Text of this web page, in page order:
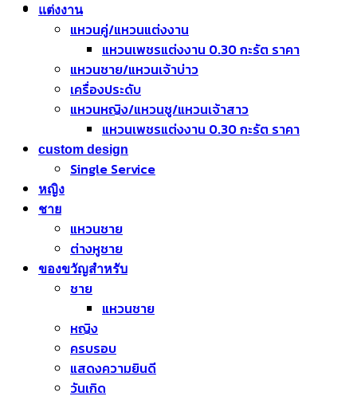
แต่งงาน
แหวนคู่/แหวนแต่งงาน
แหวนเพชรแต่งงาน 0.30 กะรัต ราคา
แหวนชาย/แหวนเจ้าบ่าว
เครื่องประดับ
แหวนหญิง/แหวนชู/แหวนเจ้าสาว
แหวนเพชรแต่งงาน 0.30 กะรัต ราคา
custom design
Single Service
หญิง
ชาย
แหวนชาย
ต่างหูชาย
ของขวัญสำหรับ
ชาย
แหวนชาย
หญิง
ครบรอบ
แสดงความยินดี
วันเกิด